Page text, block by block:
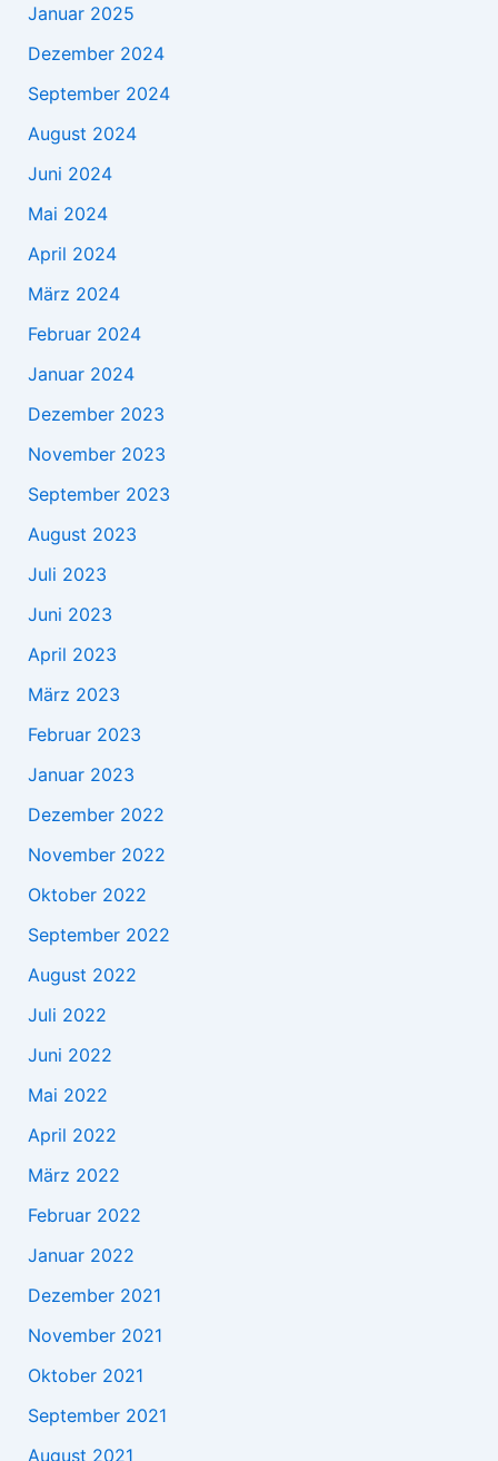
Januar 2025
Dezember 2024
September 2024
August 2024
Juni 2024
Mai 2024
April 2024
März 2024
Februar 2024
Januar 2024
Dezember 2023
November 2023
September 2023
August 2023
Juli 2023
Juni 2023
April 2023
März 2023
Februar 2023
Januar 2023
Dezember 2022
November 2022
Oktober 2022
September 2022
August 2022
Juli 2022
Juni 2022
Mai 2022
April 2022
März 2022
Februar 2022
Januar 2022
Dezember 2021
November 2021
Oktober 2021
September 2021
August 2021